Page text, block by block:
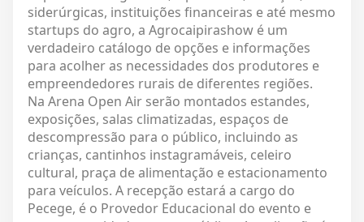
siderúrgicas, instituições financeiras e até mesmo
startups do agro, a Agrocaipirashow é um
verdadeiro catálogo de opções e informações
para acolher as necessidades dos produtores e
empreendedores rurais de diferentes regiões.
Na Arena Open Air serão montados estandes,
exposições, salas climatizadas, espaços de
descompressão para o público, incluindo as
crianças, cantinhos instagramáveis, celeiro
cultural, praça de alimentação e estacionamento
para veículos. A recepção estará a cargo do
Pecege, é o Provedor Educacional do evento e